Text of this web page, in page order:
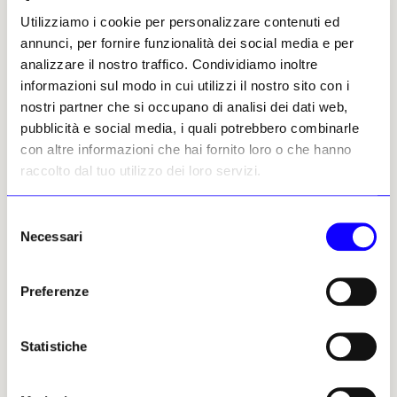
Utilizziamo i cookie per personalizzare contenuti ed
annunci, per fornire funzionalità dei social media e per
analizzare il nostro traffico. Condividiamo inoltre
informazioni sul modo in cui utilizzi il nostro sito con i
nostri partner che si occupano di analisi dei dati web,
pubblicità e social media, i quali potrebbero combinarle
con altre informazioni che hai fornito loro o che hanno
raccolto dal tuo utilizzo dei loro servizi.
delNecessari
Preferenze
Statistiche
architettonici
Gaggero & Luccardini
29 luglio 2026
collezionisti di mostri
Il Villaggio olimpico di
Gli amici dei mostri • Le
Gli amici dei mostri • Le
trouvailles di Gaggero &
collezionisti di mostri